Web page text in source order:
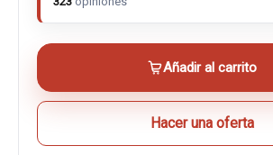
Añadir al carrito
Hacer una oferta